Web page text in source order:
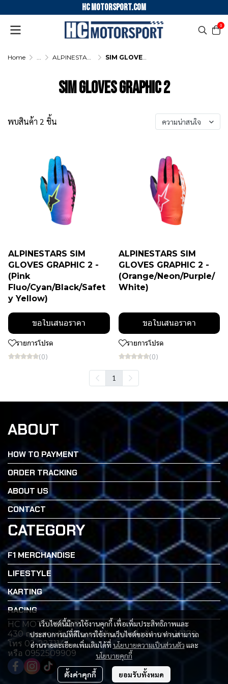
HC motorsport.COM
0
Home ... ALPINESTARS SIM GLOVES GAMING SIM GLOVES GRAPHIC 2
SIM GLOVES GRAPHIC 2
พบสินค้า 2 ชิ้น ความน่าสนใจ
ALPINESTARS SIM
GLOVES GRAPHIC 2 -
(Pink
Fluo/Cyan/Black/Safet
y Yellow)
ขอใบเสนอราคา
รายการโปรด
(0)
ALPINESTARS SIM
GLOVES GRAPHIC 2 -
(Orange/Neon/Purple/
White)
ขอใบเสนอราคา
รายการโปรด
(0)
1
เว็บไซต์นี้มีการใช้งานคุกกี้ เพื่อเพิ่มประสิทธิภาพและ
ประสบการณ์ที่ดีในการใช้งานเว็บไซต์ของท่าน ท่านสามารถ
อ่านรายละเอียดเพิ่มเติมได้ที่ นโยบายความเป็นส่วนตัว และ
นโยบายคุกกี้
ตั้งค่าคุกกี้ ยอมรับทั้งหมด
ABOUT
HOW TO PAYMENT
ORDER TRACKING
ABOUT US
CONTACT
CATEGORY
F1 MERCHANDISE
LIFESTYLE
KARTING
RACING
HC MOTORSPORT
430 ถนนสวนผัก เเขวงตลิ่งซัน เขตตลิ่งซั่น กทม 10170
โทร 02-2231144
หรือ 0952509909